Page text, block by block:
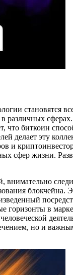
становятся
различных
биткоин
делает эту
и
сфер жизни.
горизонты в
но и